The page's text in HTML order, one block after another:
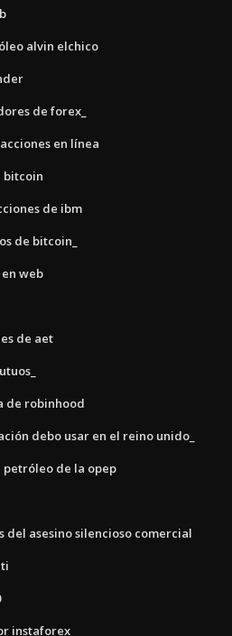
alvin elchico
de forex_
en línea
bitcoin
de ibm
de bitcoin_
web
de aet
de robinhood
debo usar en el reino unido_
de la opep
asesino silencioso comercial
instaforex